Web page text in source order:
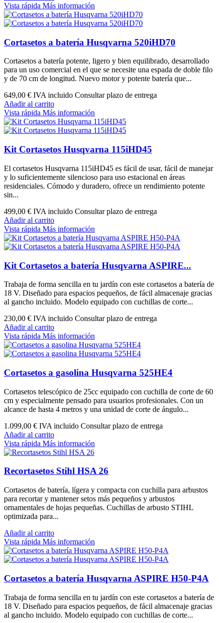
Vista rápida Más información
Cortasetos a batería Husqvarna 520iHD70
Cortasetos a batería potente, ligero y bien equilibrado, desarrollado
para un uso comercial en el que se necesite una espada de doble filo
y de 70 cm de longitud. Nuevo motor y potente batería que...
649,00 € IVA incluido Consultar plazo de entrega
Añadir al carrito
Vista rápida Más información
Kit Cortasetos Husqvarna 115iHD45
El cortasetos Husqvarna 115iHD45 es fácil de usar, fácil de manejar
y lo suficientemente silencioso para uso estacional en áreas
residenciales. Cómodo y duradero, ofrece un rendimiento potente
sin...
499,00 € IVA incluido Consultar plazo de entrega
Añadir al carrito
Vista rápida Más información
Kit Cortasetos a batería Husqvarna ASPIRE...
Trabaja de forma sencilla en tu jardín con este cortasetos a batería de
18 V. Diseñado para espacios pequeños, de fácil almacenaje gracias
al gancho incluido. Modelo equipado con cuchillas de corte...
230,00 € IVA incluido Consultar plazo de entrega
Añadir al carrito
Vista rápida Más información
Cortasetos a gasolina Husqvarna 525HE4
Cortasetos telescópico de 25cc equipado con cuchilla de corte de 60
cm y especialmente pensado para usuarios profesionales. Con un
alcance de hasta 4 metros y una unidad de corte de ángulo...
1.099,00 € IVA incluido Consultar plazo de entrega
Añadir al carrito
Vista rápida Más información
Recortasetos Stihl HSA 26
Cortasetos de batería, lígera y compacta con cuchilla para arbustos
para recortar y mantener setos más pequeños y arbustos
ornamentales de hojas pequeñas. Cuchillas de arbusto STIHL
optimizada para...
Añadir al carrito
Vista rápida Más información
Cortasetos a batería Husqvarna ASPIRE H50-P4A
Trabaja de forma sencilla en tu jardín con este cortasetos a batería de
18 V. Diseñado para espacios pequeños, de fácil almacenaje gracias
al gancho incluido. Modelo equipado con cuchillas de corte...